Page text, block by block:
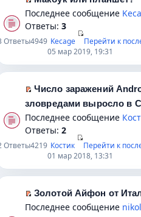
о
щ
е
и
ю
н
о
м
с
о
о
б
е
н
и
ю
у
н
е
р
ч
и
т
а
н
о
у
с
е
в
о
н
е
п
о
ч
т
е
т
и
е
р
в
м
у
е
Последнее сообщение
Ответы: 3
Ответы4949 Kecage
Перейти к
05 мар 2019, 19:31
р
е
й
и
к
е
Число заражений
зловредами выросло в
Последнее сообщение
Ответы: 2
Ответы4219 Костик
Перейти к
01 мар 2018, 13:31
Золотой Айфон от
Последнее сообщение